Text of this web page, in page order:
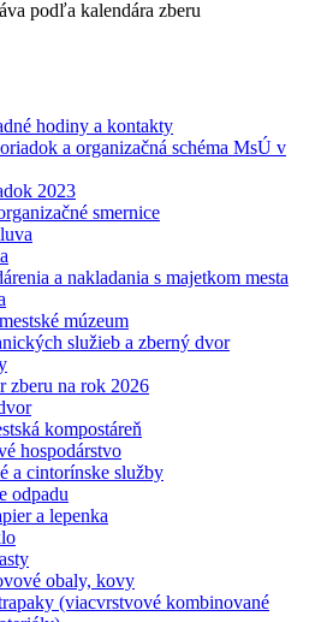
podľa kalendára zberu
hodiny a kontakty
a organizačná schéma MsÚ v
2023
smernice
a nakladania s majetkom mesta
múzeum
služieb a zberný dvor
zberu na rok 2026
kompostáreň
hospodárstvo
a cintorínske služby
odpadu
a lepenka
obaly, kovy
(viacvrstvové kombinované